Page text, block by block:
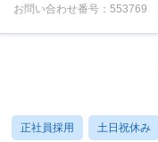
お問い合わせ番号：553769
正社員採用 土日祝休み